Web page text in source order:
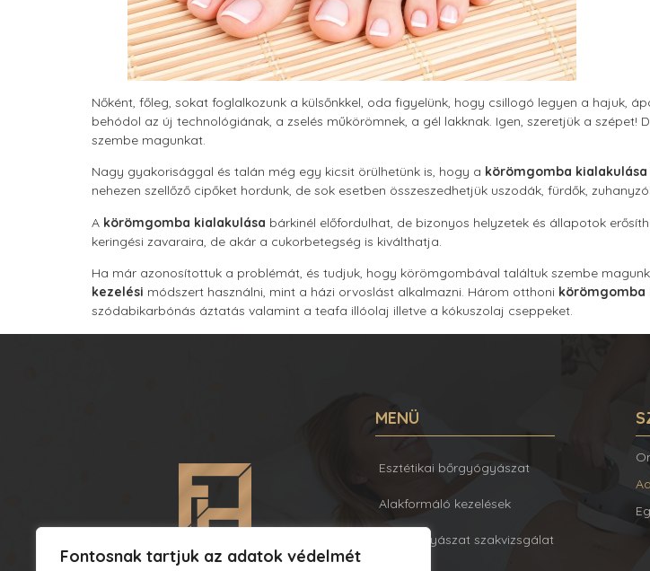
Fontosnak tartjuk az adatok védelmét
Nőként, főleg, sokat foglalkozunk a külsőnkkel, oda figyelünk, hogy csillogó legyen a hajuk,
behódol az új technológiának, a zselés műkörömnek, a gél lakknak. Igen, szeretjük a
szembe magunkat.
Nagy gyakorisággal és talán még egy kicsit örülhetünk is, hogy a körömgomba kialakulása
nehezen szellőző cipőket hordunk, de sok esetben összeszedhetjük uszodák, fürdők,
A körömgomba kialakulása bárkinél előfordulhat, de bizonyos helyzetek és állapotok
keringési zavaraira, de akár a cukorbetegség is kiválthatja.
Ha már azonosítottuk a problémát, és tudjuk, hogy körömgombával találtuk szembe
kezelési módszert használni, mint a házi orvoslást alkalmazni. Három otthoni körömgomba
szódabikarbónás áztatás valamint a teafa illóolaj illetve a kókuszolaj cseppeket.
MENÜ
Esztétikai bőrgyógyászat
Alakformáló kezelések
Bőrgyógyászat szakvizsgálat